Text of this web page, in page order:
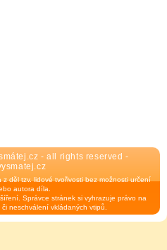
- all rights reserved -
děl tzv. lidové tvořivosti bez možnosti určení
autora díla.
Správce stránek si vyhrazuje právo na
neschválení vkládaných vtipů.